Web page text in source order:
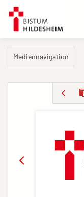
Mediennavigation